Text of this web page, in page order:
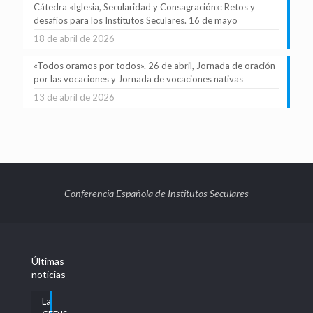
Cátedra «Iglesia, Secularidad y Consagración»: Retos y
desafíos para los Institutos Seculares. 16 de mayo
18 de abril de 2026
«Todos oramos por todos». 26 de abril, Jornada de oración
por las vocaciones y Jornada de vocaciones nativas
13 de abril de 2026
Conferencia Española de Institutos Seculares
Últimas
noticias
La